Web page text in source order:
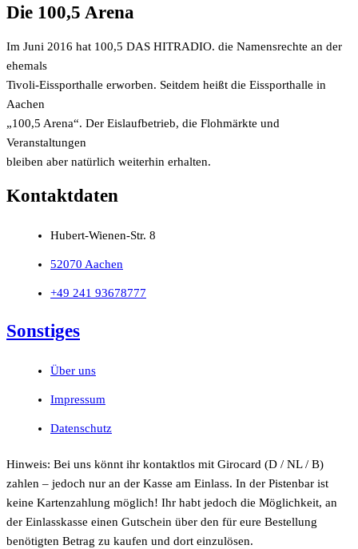
Die 100,5 Arena
Im Juni 2016 hat 100,5 DAS HITRADIO. die Namensrechte an der
ehemals
Tivoli-Eissporthalle erworben. Seitdem heißt die Eissporthalle in
Aachen
„100,5 Arena“. Der Eislaufbetrieb, die Flohmärkte und
Veranstaltungen
bleiben aber natürlich weiterhin erhalten.
Kontaktdaten
Hubert-Wienen-Str. 8
52070 Aachen
+49 241 93678777
Sonstiges
Über uns
Impressum
Datenschutz
Hinweis: Bei uns könnt ihr kontaktlos mit Girocard (D / NL / B)
zahlen – jedoch nur an der Kasse am Einlass. In der Pistenbar ist
keine Kartenzahlung möglich! Ihr habt jedoch die Möglichkeit, an
der Einlasskasse einen Gutschein über den für eure Bestellung
benötigten Betrag zu kaufen und dort einzulösen.